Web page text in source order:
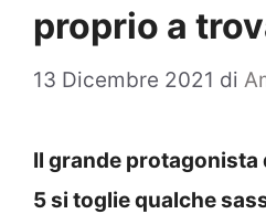
proprio a
13 Dicembre 2021 di
Il grande protagonista
5 si toglie qualche